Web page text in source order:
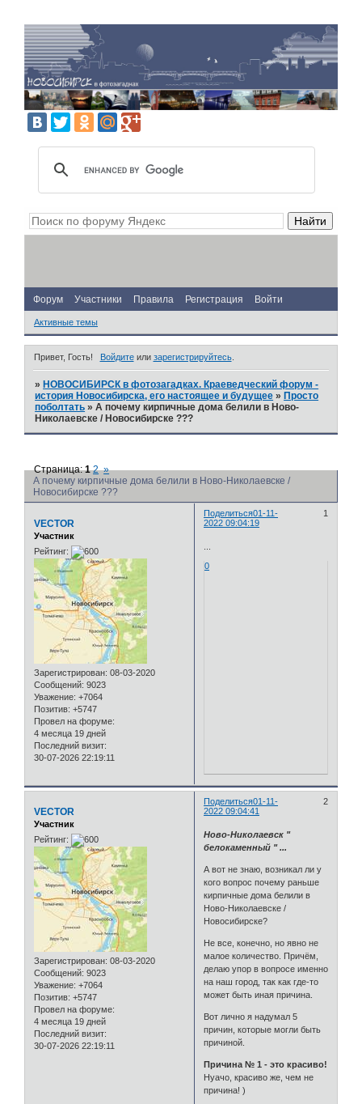
Форум Участники Правила Регистрация Войти
Активные темы
Привет, Гость! Войдитеили зарегистрируйтесь.
» НОВОСИБИРСК в фотозагадках. Краеведческий форум -
история Новосибирска, его настоящее и будущее » Просто
поболтать »А почему кирпичные дома белили в Ново-
Николаевске / Новосибирске ???
А почему кирпичные дома белили в Ново-Николаевске /
Новосибирске ???
Страница:1 2 »
Поделиться 1
01-11-
2022 09:04:19
VECTOR
Участник
Рейтинг:
Зарегистрирован: 08-03-2020
Сообщений: 9023
Уважение: +7064
Позитив: +5747
Провел на форуме:
4 месяца 19 дней
Последний визит:
30-07-2026 22:19:11
0
Поделиться 2
01-11-
2022 09:04:41
VECTOR
Участник
Рейтинг:
Зарегистрирован: 08-03-2020
Сообщений: 9023
Уважение: +7064
Позитив: +5747
Провел на форуме:
4 месяца 19 дней
Последний визит:
30-07-2026 22:19:11
Ново-Николаевск "
белокаменный " ...
А вот не знаю, возникал ли у
кого вопрос почему раньше
кирпичные дома белили в
Ново-Николаевске /
Новосибирске?
Не все, конечно, но явно не
малое количество. Причём,
делаю упор в вопросе именно
на наш город, так как где-то
может быть иная причина.
Вот лично я надумал 5
причин, которые могли быть
причиной.
Причина № 1 - это красиво!
Нуачо, красиво же, чем не
причина! )